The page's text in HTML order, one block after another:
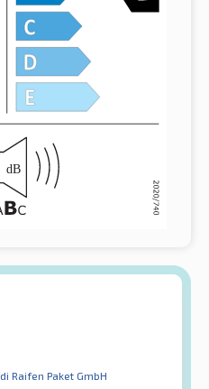
di Raifen Paket GmbH